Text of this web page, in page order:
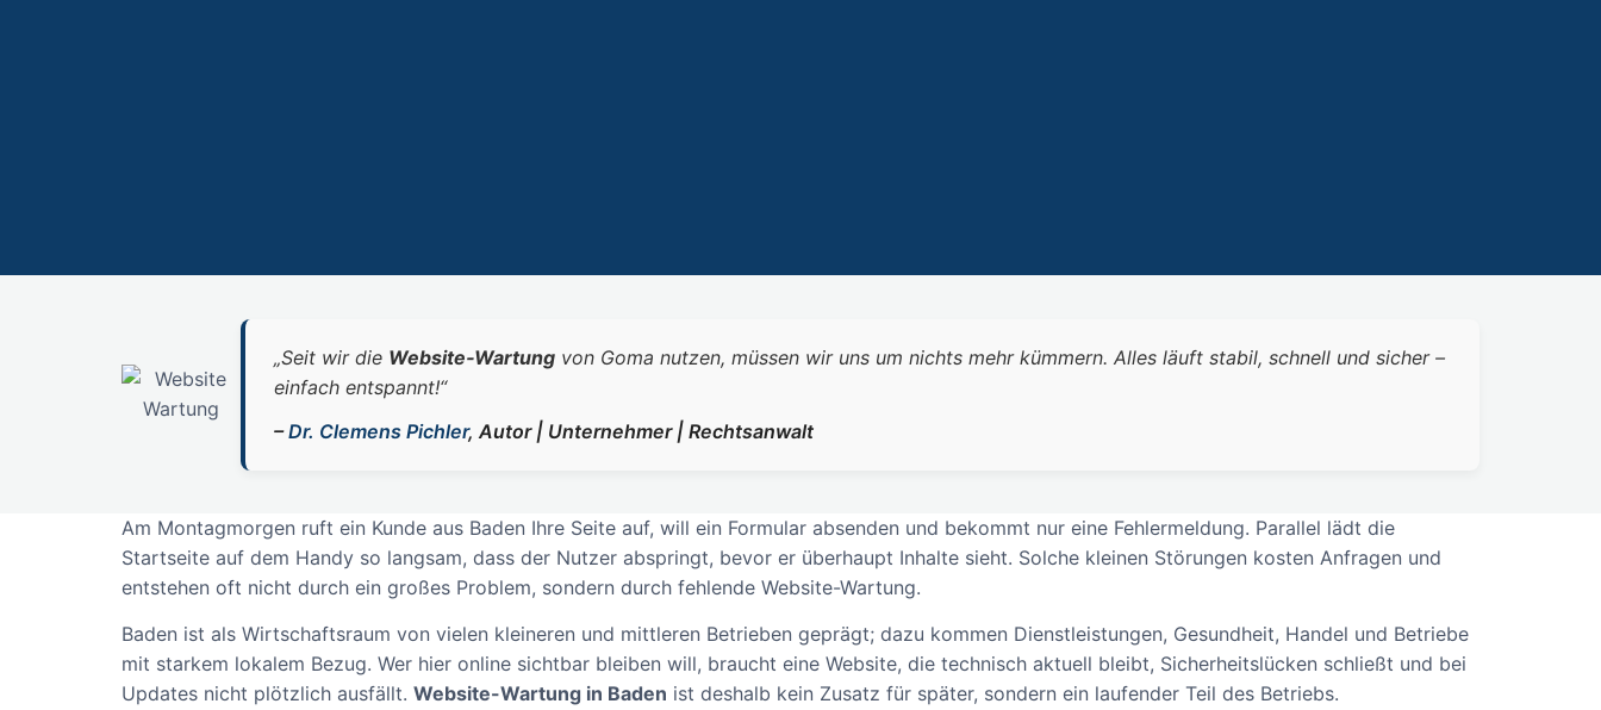
„Seit wir die Website‑Wartung von Goma nutzen, müssen wir uns um nichts mehr kümmern. Alles läuft stabil, schnell und sicher –
einfach entspannt!“
–Dr. Clemens Pichler, Autor | Unternehmer | Rechtsanwalt
Am Montagmorgen ruft ein Kunde aus Baden Ihre Seite auf, will ein Formular absenden und bekommt nur eine Fehlermeldung. Parallel lädt die
Startseite auf dem Handy so langsam, dass der Nutzer abspringt, bevor er überhaupt Inhalte sieht. Solche kleinen Störungen kosten Anfragen und
entstehen oft nicht durch ein großes Problem, sondern durch fehlende Website-Wartung.
Baden ist als Wirtschaftsraum von vielen kleineren und mittleren Betrieben geprägt; dazu kommen Dienstleistungen, Gesundheit, Handel und Betriebe
mit starkem lokalem Bezug. Wer hier online sichtbar bleiben will, braucht eine Website, die technisch aktuell bleibt, Sicherheitslücken schließt und bei
Updates nicht plötzlich ausfällt. Website-Wartung in Baden ist deshalb kein Zusatz für später, sondern ein laufender Teil des Betriebs.